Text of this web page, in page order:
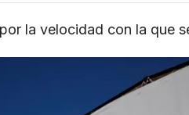
la velocidad con la que